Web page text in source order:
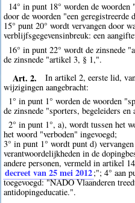
14° in punt 18° worden de
door de woorden "een geregistreerde
15° punt 20° wordt vervangen door
verblijfsgegevensinbreuk: een
16° in punt 22° wordt de zinsnede
de zinsnede "artikel 3, § 1,".
Art. 2.
In artikel 2, eerste lid,
wijzigingen aangebracht:
1° in punt 1° worden de woorden
de zinsnede "sporters, begeleiders en
2° in punt 1°, a), wordt tussen het
het woord "verboden" ingevoegd;
3° in punt 1° wordt punt d)
verantwoordelijkheden in de
andere personen, vermeld in artikel
decreet van 25 mei 2012;"; 4° aan
toegevoegd: "NADO Vlaanderen
antidopingeducatie.".